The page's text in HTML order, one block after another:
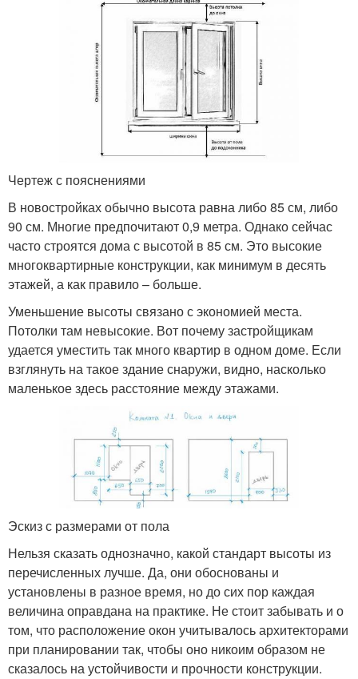
Чертеж с пояснениями
В новостройках обычно высота равна либо 85 см, либо
90 см. Многие предпочитают 0,9 метра. Однако сейчас
часто строятся дома с высотой в 85 см. Это высокие
многоквартирные конструкции, как минимум в десять
этажей, а как правило – больше.
Уменьшение высоты связано с экономией места.
Потолки там невысокие. Вот почему застройщикам
удается уместить так много квартир в одном доме. Если
взглянуть на такое здание снаружи, видно, насколько
маленькое здесь расстояние между этажами.
Эскиз с размерами от пола
Нельзя сказать однозначно, какой стандарт высоты из
перечисленных лучше. Да, они обоснованы и
установлены в разное время, но до сих пор каждая
величина оправдана на практике. Не стоит забывать и о
том, что расположение окон учитывалось архитекторами
при планировании так, чтобы оно никоим образом не
сказалось на устойчивости и прочности конструкции.